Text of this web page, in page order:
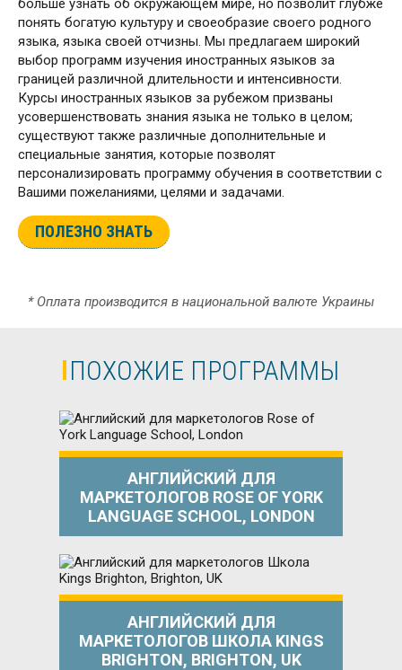
больше узнать об окружающем мире, но позволит глубже
понять богатую культуру и своеобразие своего родного
языка, языка своей отчизны. Мы предлагаем широкий
выбор программ изучения иностранных языков за
границей различной длительности и интенсивности.
Курсы иностранных языков за рубежом призваны
усовершенствовать знания языка не только в целом;
существуют также различные дополнительные и
специальные занятия, которые позволят
персонализировать программу обучения в соответствии с
Вашими пожеланиями, целями и задачами.
ПОЛЕЗНО ЗНАТЬ
* Оплата производится в национальной валюте Украины
ПОХОЖИЕ ПРОГРАММЫ
АНГЛИЙСКИЙ ДЛЯ
МАРКЕТОЛОГОВ ROSE OF YORK
LANGUAGE SCHOOL, LONDON
АНГЛИЙСКИЙ ДЛЯ
МАРКЕТОЛОГОВ ШКОЛА KINGS
BRIGHTON, BRIGHTON, UK